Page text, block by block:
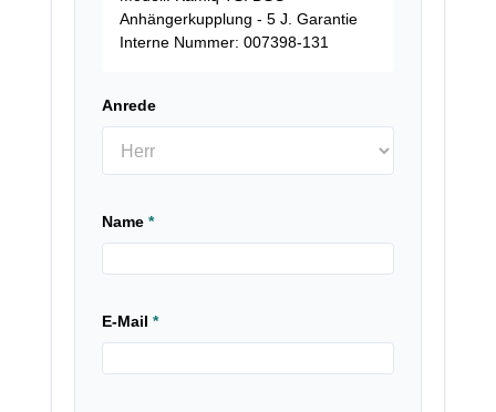
Anhängerkupplung - 5 J. Garantie
Interne Nummer: 007398-131
Anrede
Name *
E-Mail *